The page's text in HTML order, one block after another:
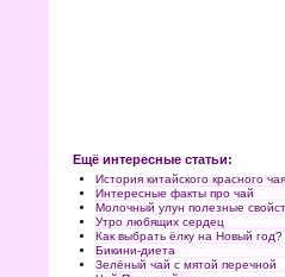
Ещё интересные статьи:
История китайского красного
Интересные факты про чай
Молочный улун полезные
Утро любящих сердец
Как выбрать ёлку на Новый год?
Бикини-диета
Зелёный чай с мятой перечной